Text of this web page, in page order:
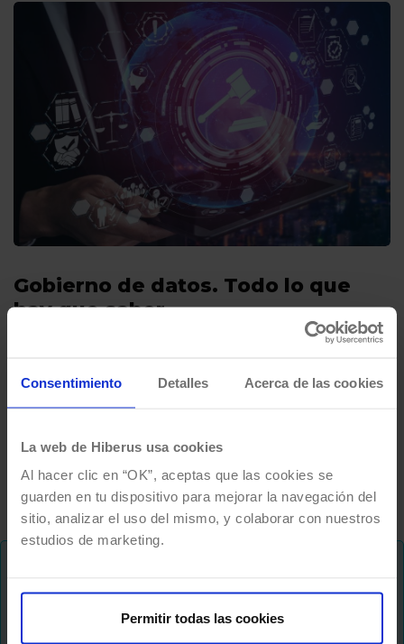
Consentimiento Detalles Acerca de las cookies
La web de Hiberus usa cookies
Al hacer clic en “OK”, aceptas que las cookies se
guarden en tu dispositivo para mejorar la navegación del
sitio, analizar el uso del mismo, y colaborar con nuestros
estudios de marketing.
Permitir todas las cookies
Gobierno de datos. Todo lo que
hay que saber.
Cuando hablamos de los datos, surge pensar
especialmente en iniciativas de Inteligencia
LLM o incluso una repatriación…
¡No te pierdas nada!